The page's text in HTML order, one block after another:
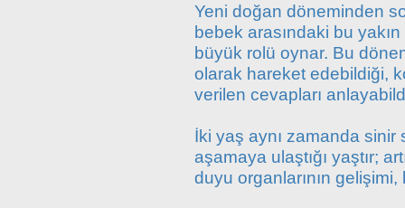
Yeni doğan döneminden
bebek arasındaki bu
büyük rolü oynar. Bu
olarak hareket edebildiği,
verilen cevapları
İki yaş aynı zamanda
aşamaya ulaştığı yaştır;
duyu organlarının